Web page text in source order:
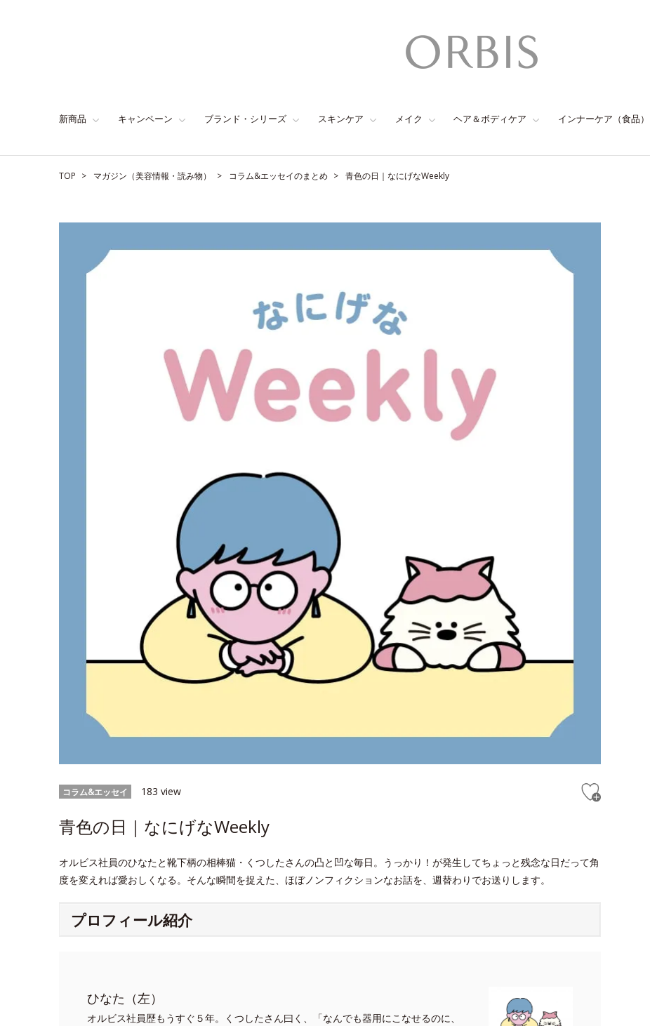
新商品 キャンペーン ブランド・シリーズ スキンケア メイク ヘア＆ボディケア インナーケア（食品）
TOP マガジン（美容情報・読み物） コラム&エッセイのまとめ 青色の日｜なにげなWeekly
コラム&エッセイ 183 view
青色の日｜なにげなWeekly
オルビス社員のひなたと靴下柄の相棒猫・くつしたさんの凸と凹な毎日。うっかり！が発生してちょっと残念な日だって角
度を変えれば愛おしくなる。そんな瞬間を捉えた、ほぼノンフィクションなお話を、週替わりでお送りします。
プロフィール紹介
ひなた（左）
オルビス社員歴もうすぐ５年。くつしたさん曰く、「なんでも器用にこなせるのに、